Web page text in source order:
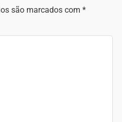
são marcados com *